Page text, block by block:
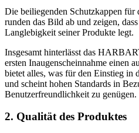
Die beiliegenden Schutzkappen für
runden das Bild ab und zeigen,
Langlebigkeit seiner Produkte legt.
Insgesamt hinterlässt das
ersten Inaugenscheinnahme einen
bietet alles, was für den Einstieg in
und scheint hohen Standards in
Benutzerfreundlichkeit zu genügen.
2. Qualität des Produktes